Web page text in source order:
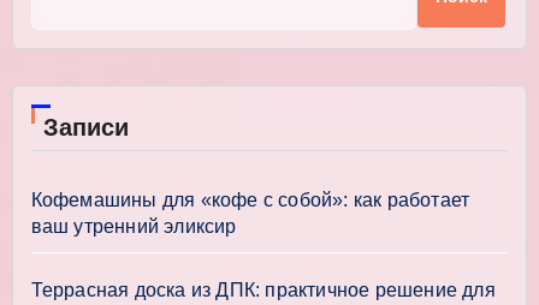
Записи
Кофемашины для «кофе с собой»: как работает
ваш утренний эликсир
Террасная доска из ДПК: практичное решение для